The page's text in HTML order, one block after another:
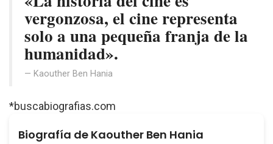
vergonzosa, el cine representa
solo a una pequeña franja de la
humanidad».
Kaouther Ben Hania
*buscabiografias.com
Biografía de Kaouther Ben Hania